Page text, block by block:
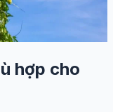
hợp cho